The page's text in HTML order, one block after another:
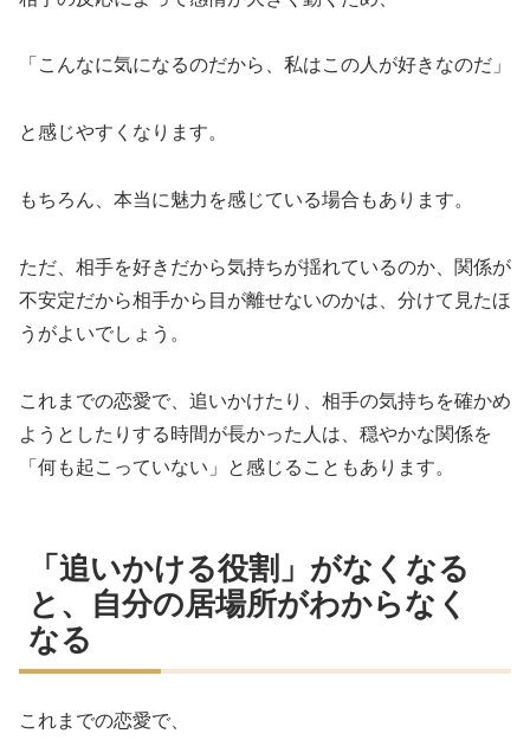
「こんなに気になるのだから、私はこの人が好きなのだ」
と感じやすくなります。
もちろん、本当に魅力を感じている場合もあります。
ただ、相手を好きだから気持ちが揺れているのか、関係が
不安定だから相手から目が離せないのかは、分けて見たほ
うがよいでしょう。
これまでの恋愛で、追いかけたり、相手の気持ちを確かめ
ようとしたりする時間が長かった人は、穏やかな関係を
「何も起こっていない」と感じることもあります。
「追いかける役割」がなくなる
と、自分の居場所がわからなく
なる
これまでの恋愛で、